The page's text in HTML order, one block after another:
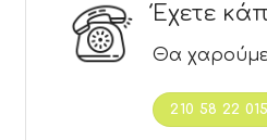
Έχετε
Θα
210 58 22 015